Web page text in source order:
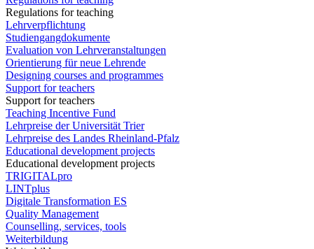
Regulations for teaching
Lehrverpflichtung
Studiengangdokumente
Evaluation von Lehrveranstaltungen
Orientierung für neue Lehrende
Designing courses and programmes
Support for teachers
Support for teachers
Teaching Incentive Fund
Lehrpreise der Universität Trier
Lehrpreise des Landes Rheinland-Pfalz
Educational development projects
Educational development projects
TRIGITALpro
LINTplus
Digitale Transformation ES
Quality Management
Counselling, services, tools
Weiterbildung